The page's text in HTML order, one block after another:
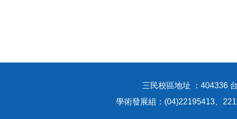
三民校區地址 ：404336
學術發展組：(04)22195413、